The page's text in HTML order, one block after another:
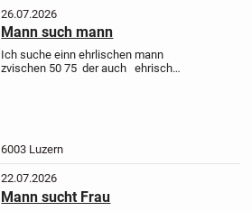
26.07.2026
Mann such mann
Ich suche einn ehrlischen mann
zvischen 50 75 der auch ehrisch
6003 Luzern
22.07.2026
Mann sucht Frau